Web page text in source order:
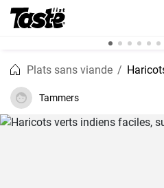
Plats sans viande
Tammers